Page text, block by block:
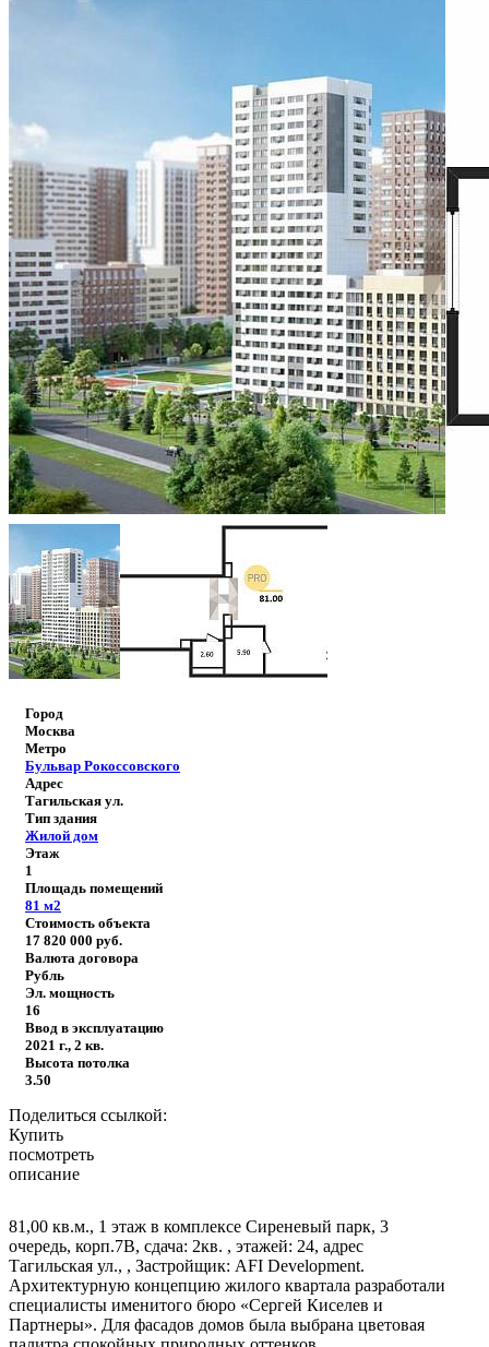
Город
Москва
Метро
Бульвар Рокоссовского
Адрес
Тагильская ул.
Тип здания
Жилой дом
Этаж
1
Площадь помещений
81 м2
Стоимость объекта
17 820 000 руб.
Валюта договора
Рубль
Эл. мощность
16
Ввод в эксплуатацию
2021 г., 2 кв.
Высота потолка
3.50
Поделиться ссылкой:
Купить
посмотреть
описание
81,00 кв.м., 1 этаж в комплексе Сиреневый парк, 3
очередь, корп.7В, сдача: 2кв. , этажей: 24, адрес
Тагильская ул., , Застройщик: AFI Development.
Архитектурную концепцию жилого квартала разработали
специалисты именитого бюро «Сергей Киселев и
Партнеры». Для фасадов домов была выбрана цветовая